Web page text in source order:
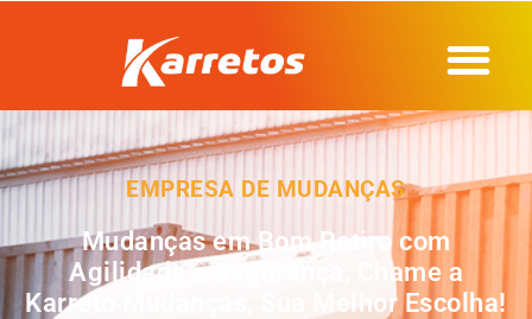
EMPRESA DE MUDANÇAS
Mudanças em Bom Retiro com
Agilidade e Segurança, Chame a
Karreto Mudanças, Sua Melhor Escolha!